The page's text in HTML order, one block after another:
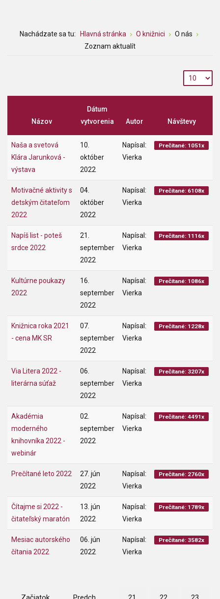
Nachádzate sa tu: Hlavná stránka O knižnici
O nás
Zoznam aktualít
Názov
Dátum
vytvorenia
Autor Návštevy
Naša a svetová
Klára Jarunková -
výstava
10.
október
2022
Napísal:
Vierka
Prečítané: 1051x
Motivačné aktivity s
detským čitateľom
2022
04.
október
2022
Napísal:
Vierka
Prečítané: 6108x
Napíš list - poteš
srdce 2022
21.
september
2022
Napísal:
Vierka
Prečítané: 1116x
Kultúrne poukazy
2022
16.
september
2022
Napísal:
Vierka
Prečítané: 1086x
Knižnica roka 2021
- cena MK SR
07.
september
2022
Napísal:
Vierka
Prečítané: 1228x
Via Litera 2022 -
literárna súťaž
06.
september
2022
Napísal:
Vierka
Prečítané: 3207x
Akadémia
moderného
knihovníka 2022 -
webinár
02.
september
2022
Napísal:
Vierka
Prečítané: 4491x
Prečítané leto 2022
27. jún
2022
Napísal:
Vierka
Prečítané: 2760x
Čítajme si 2022 -
čitateľský maratón
13. jún
2022
Napísal:
Vierka
Prečítané: 1789x
Mesiac autorského
čítania 2022
06. jún
2022
Napísal:
Vierka
Prečítané: 3582x